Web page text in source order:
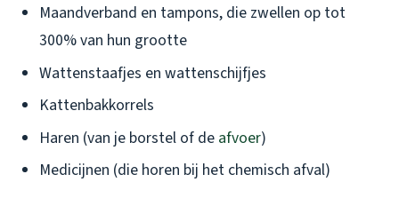
Maandverband en tampons, die zwellen op tot
300% van hun grootte
Wattenstaafjes en wattenschijfjes
Kattenbakkorrels
Haren (van je borstel of de afvoer)
Medicijnen (die horen bij het chemisch afval)